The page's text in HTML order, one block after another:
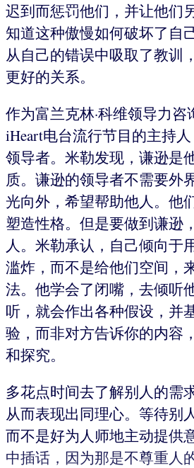
迟到而惩罚他们，并让他们
知道这种傲慢如何破坏了自
从自己的错误中吸取了教训
更好的关系。
作为富兰克林·科维领导力咨
iHeart电台流行节目的主持
领导者。米勒发现，谦逊是
质。谦逊的领导者不需要外
光向外，希望帮助他人。他
塑造性格。但是要做到谦逊
人。米勒承认，自己倾向于
滥炸，而不是给他们空间，
法。他学会了闭嘴，去倾听
听，就会作出各种假设，并
验，而非对方告诉你的内容
和探究。
多花点时间去了解别人的需
从而表现出同理心。等待别
而不是好为人师地主动提供
中插话，因为那是不尊重人